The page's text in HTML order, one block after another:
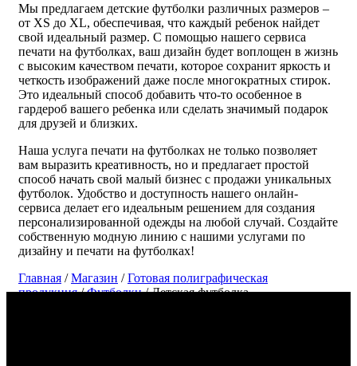
Мы предлагаем детские футболки различных размеров –
от XS до XL, обеспечивая, что каждый ребенок найдет
свой идеальный размер. С помощью нашего сервиса
печати на футболках, ваш дизайн будет воплощен в жизнь
с высоким качеством печати, которое сохранит яркость и
четкость изображений даже после многократных стирок.
Это идеальный способ добавить что-то особенное в
гардероб вашего ребенка или сделать значимый подарок
для друзей и близких.
Наша услуга печати на футболках не только позволяет
вам выразить креативность, но и предлагает простой
способ начать свой малый бизнес с продажи уникальных
футболок. Удобство и доступность нашего онлайн-
сервиса делает его идеальным решением для создания
персонализированной одежды на любой случай. Создайте
собственную модную линию с нашими услугами по
дизайну и печати на футболках!
Главная /Магазин /Готовая полиграфическая
продукция/Футболки/ Детская футболка